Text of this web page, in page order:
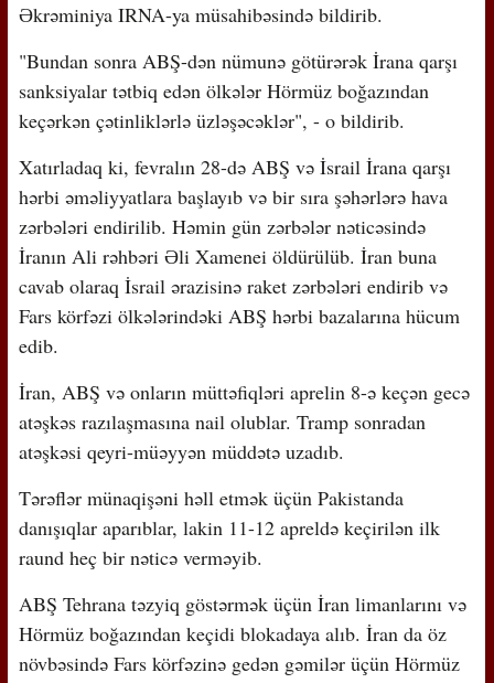
Əkrəminiya IRNA-ya müsahibəsində bildirib.
"Bundan sonra ABŞ-dən nümunə götürərək İrana qarşı
sanksiyalar tətbiq edən ölkələr Hörmüz boğazından
keçərkən çətinliklərlə üzləşəcəklər", - o bildirib.
Xatırladaq ki, fevralın 28-də ABŞ və İsrail İrana qarşı
hərbi əməliyyatlara başlayıb və bir sıra şəhərlərə hava
zərbələri endirilib. Həmin gün zərbələr nəticəsində
İranın Ali rəhbəri Əli Xamenei öldürülüb. İran buna
cavab olaraq İsrail ərazisinə raket zərbələri endirib və
Fars körfəzi ölkələrindəki ABŞ hərbi bazalarına hücum
edib.
İran, ABŞ və onların müttəfiqləri aprelin 8-ə keçən gecə
atəşkəs razılaşmasına nail olublar. Tramp sonradan
atəşkəsi qeyri-müəyyən müddətə uzadıb.
Tərəflər münaqişəni həll etmək üçün Pakistanda
danışıqlar aparıblar, lakin 11-12 apreldə keçirilən ilk
raund heç bir nəticə verməyib.
ABŞ Tehrana təzyiq göstərmək üçün İran limanlarını və
Hörmüz boğazından keçidi blokadaya alıb. İran da öz
növbəsində Fars körfəzinə gedən gəmilər üçün Hörmüz